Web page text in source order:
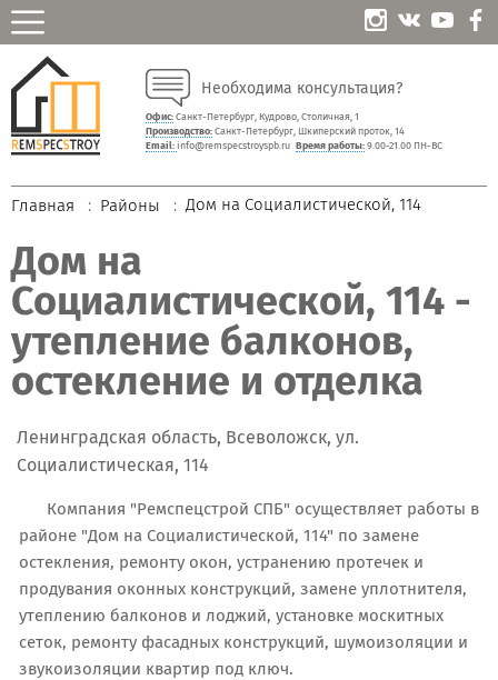
Необходима консультация?
Офис:Санкт-Петербург, Кудрово, Столичная, 1
Производство:Санкт-Петербург, Шкиперский проток, 14
Email: info@remspecstroyspb.ru Время работы:9.00-21.00 ПН-ВС
Главная Районы Дом на Социалистической, 114
Дом на
Социалистической, 114 -
утепление балконов,
остекление и отделка
Ленинградская область, Всеволожск, ул.
Социалистическая, 114
Компания "Ремспецстрой СПБ" осуществляет работы в
районе "Дом на Социалистической, 114" по замене
остекления, ремонту окон, устранению протечек и
продувания оконных конструкций, замене уплотнителя,
утеплению балконов и лоджий, установке москитных
сеток, ремонту фасадных конструкций, шумоизоляции и
звукоизоляции квартир под ключ.